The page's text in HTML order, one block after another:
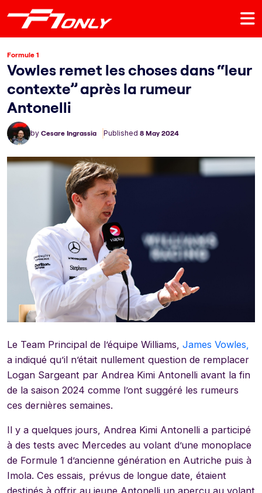
Formule 1
Vowles remet les choses dans “leur
contexte” après la rumeur
Antonelli
by Cesare Ingrassia Published 8 May 2024
Le Team Principal de l’équipe Williams, James Vowles,
a indiqué qu’il n’était nullement question de remplacer
Logan Sargeant par Andrea Kimi Antonelli avant la fin
de la saison 2024 comme l’ont suggéré les rumeurs
ces dernières semaines.
Il y a quelques jours, Andrea Kimi Antonelli a participé
à des tests avec Mercedes au volant d’une monoplace
de Formule 1 d’ancienne génération en Autriche puis à
Imola. Ces essais, prévus de longue date, étaient
destinés à offrir au jeune Antonelli un aperçu au volant